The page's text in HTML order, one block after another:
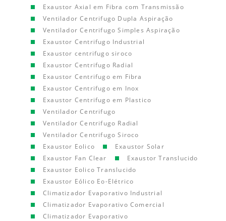
Exaustor Axial em Fibra com Transmissão
Ventilador Centrifugo Dupla Aspiração
Ventilador Centrifugo Simples Aspiração
Exaustor Centrifugo Industrial
Exaustor centrifugo siroco
Exaustor Centrifugo Radial
Exaustor Centrifugo em Fibra
Exaustor Centrifugo em Inox
Exaustor Centrifugo em Plastico
Ventilador Centrifugo
Ventilador Centrifugo Radial
Ventilador Centrifugo Siroco
Exaustor Eolico
Exaustor Solar
Exaustor Fan Clear
Exaustor Translucido
Exaustor Eolico Translucido
Exaustor Eólico Eo-Elétrico
Climatizador Evaporativo Industrial
Climatizador Evaporativo Comercial
Climatizador Evaporativo